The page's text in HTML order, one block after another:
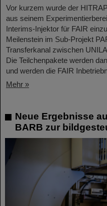
Vor kurzem wurde der
aus seinem
Interims-Injektor für FAIR
Meilenstein im Sub-Projekt
Transferkanal zwischen
Die Teilchenpakete werden
und werden die FAIR
Mehr »
Neue Ergebnisse
BARB zur